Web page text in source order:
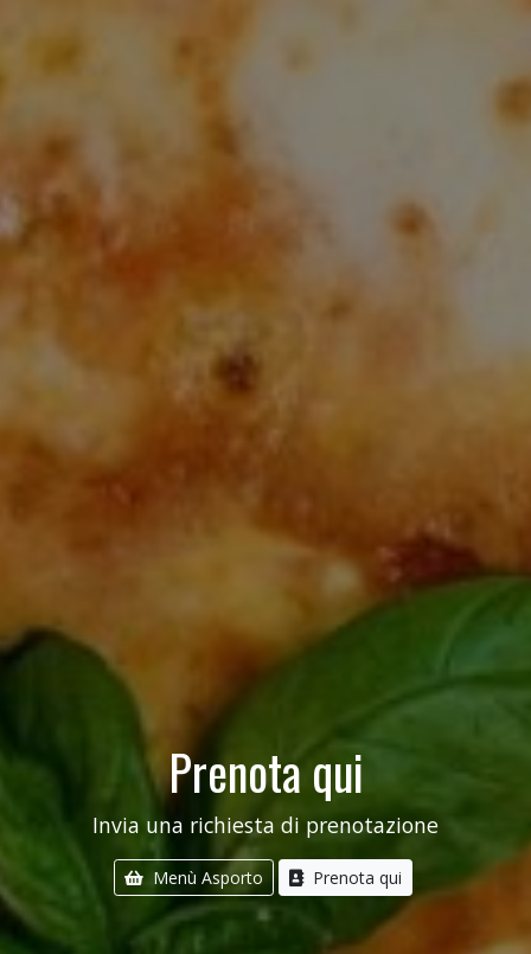
Prenota qui
Invia una richiesta di prenotazione
Menù Asporto Prenota qui